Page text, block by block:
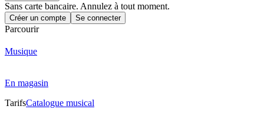
Sans carte bancaire. Annulez à tout moment.
Créer un compte Se connecter
Parcourir
Musique
En magasin
TarifsCatalogue musical